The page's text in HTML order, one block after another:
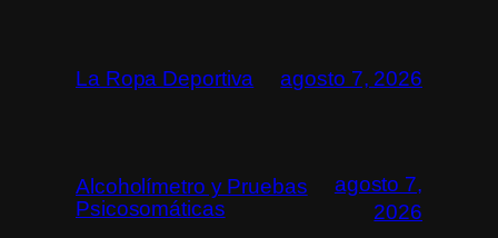
La Ropa Deportiva agosto 7, 2026
Alcoholímetro y Pruebas
Psicosomáticas
agosto 7,
2026